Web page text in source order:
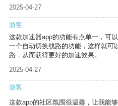
2025-04-27
游客
这款加速器app的功能有点单一，可
一个自动切换线路的功能，这样就可
路，从而获得更好的加速效果。
2025-04-27
游客
这款app的社区氛围很温馨，让我能够